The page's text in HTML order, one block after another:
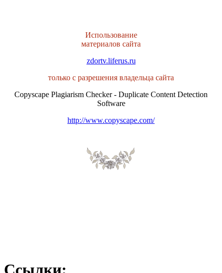
Использование
материалов сайта
zdortv.liferus.ru
только с разрешения владельца сайта
Copyscape Plagiarism Checker - Duplicate Content Detection
Software
http://www.copyscape.com/